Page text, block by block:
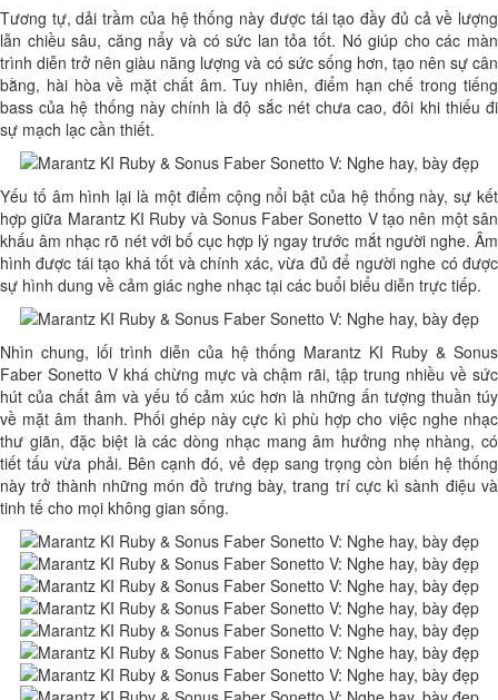
Tương tự, dải trầm của hệ thống này được tái tạo đầy đủ cả về lượng
lẫn chiều sâu, căng nẩy và có sức lan tỏa tốt. Nó giúp cho các màn
trình diễn trở nên giàu năng lượng và có sức sống hơn, tạo nên sự cân
bằng, hài hòa về mặt chất âm. Tuy nhiên, điểm hạn chế trong tiếng
bass của hệ thống này chính là độ sắc nét chưa cao, đôi khi thiếu đi
sự mạch lạc cần thiết.
Yếu tố âm hình lại là một điểm cộng nổi bật của hệ thống này, sự kết
hợp giữa Marantz KI Ruby và Sonus Faber Sonetto V tạo nên một sân
khấu âm nhạc rõ nét với bố cục hợp lý ngay trước mắt người nghe. Âm
hình được tái tạo khá tốt và chính xác, vừa đủ để người nghe có được
sự hình dung về cảm giác nghe nhạc tại các buổi biểu diễn trực tiếp.
Nhìn chung, lối trình diễn của hệ thống Marantz KI Ruby & Sonus
Faber Sonetto V khá chừng mực và chậm rãi, tập trung nhiều về sức
hút của chất âm và yếu tố cảm xúc hơn là những ấn tượng thuần túy
về mặt âm thanh. Phối ghép này cực kì phù hợp cho việc nghe nhạc
thư giãn, đặc biệt là các dòng nhạc mang âm hưởng nhẹ nhàng, có
tiết tấu vừa phải. Bên cạnh đó, vẻ đẹp sang trọng còn biến hệ thống
này trở thành những món đồ trưng bày, trang trí cực kì sành điệu và
tinh tế cho mọi không gian sống.